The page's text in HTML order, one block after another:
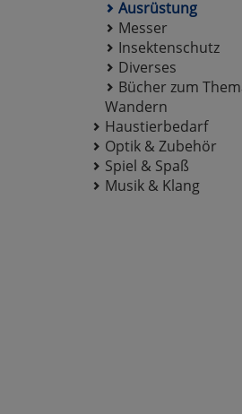
Ausrüstung
Messer
Insektenschutz
Diverses
Bücher zum
Wandern
Haustierbedarf
Optik & Zubehör
Spiel & Spaß
Musik & Klang